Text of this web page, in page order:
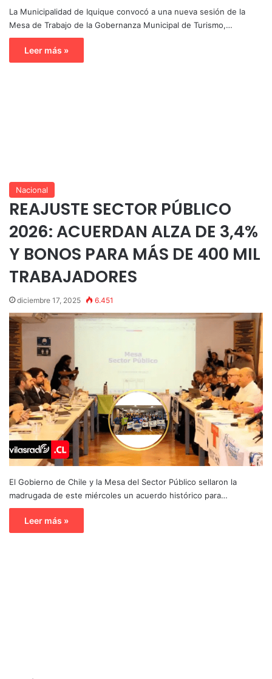
La Municipalidad de Iquique convocó a una nueva sesión de la
Mesa de Trabajo de la Gobernanza Municipal de Turismo,…
Leer más »
Nacional
REAJUSTE SECTOR PÚBLICO
2026: ACUERDAN ALZA DE 3,4%
Y BONOS PARA MÁS DE 400 MIL
TRABAJADORES
diciembre 17, 2025 6.451
El Gobierno de Chile y la Mesa del Sector Público sellaron la
madrugada de este miércoles un acuerdo histórico para…
Leer más »